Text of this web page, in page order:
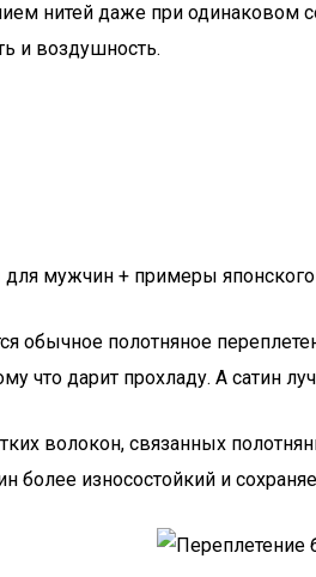
нитей даже при
и воздушность.
мужчин + примеры японского
обычное полотняное
что дарит прохладу. А сатин
волокон, связанных
более износостойкий и